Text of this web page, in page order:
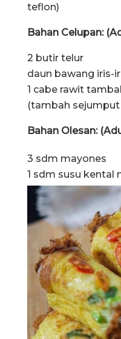
teflon)
Bahan Celupan:
2 butir telur
daun bawang iris-
1 cabe rawit
(tambah
Bahan Olesan:
3 sdm mayones
1 sdm susu kental